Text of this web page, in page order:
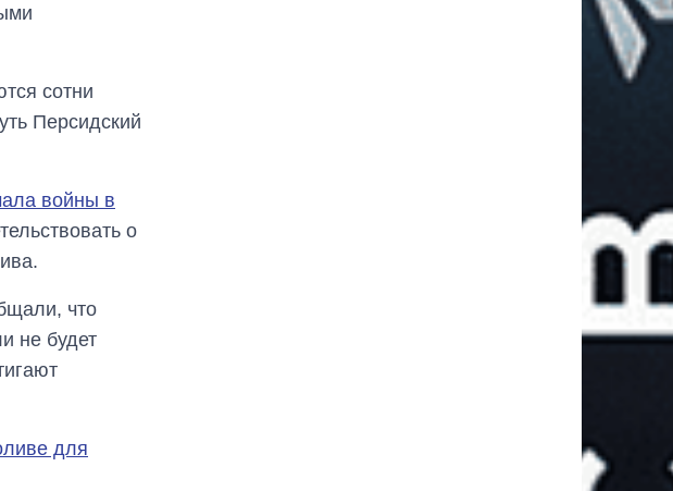
сотни
Персидский
войны в
о
что
не будет
для